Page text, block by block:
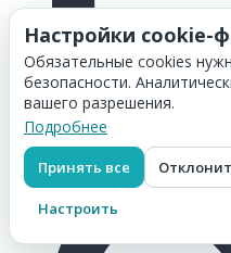
Настройки cookie-
Обязательные cookies
безопасности.
вашего разрешения.
Подробнее
Принять все
Настроить